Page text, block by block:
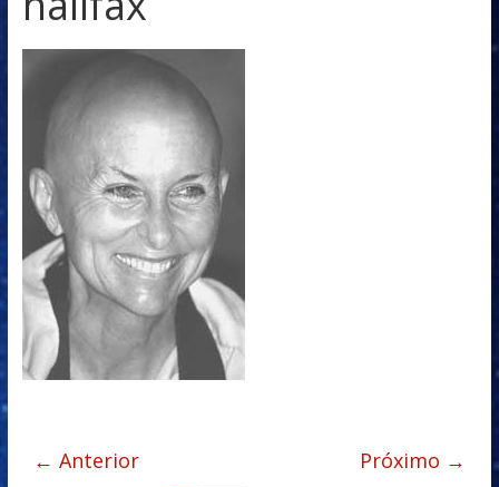
← Anterior Próximo →